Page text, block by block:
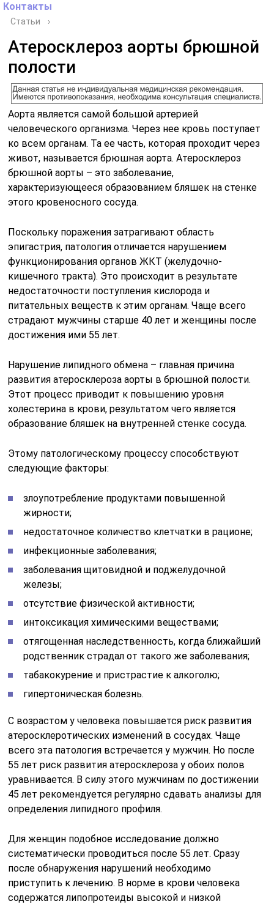
Контакты
Статьи ›
Атеросклероз аорты брюшной
полости
Аорта является самой большой артерией
человеческого организма. Через нее кровь поступает
ко всем органам. Та ее часть, которая проходит через
живот, называется брюшная аорта. Атеросклероз
брюшной аорты – это заболевание,
характеризующееся образованием бляшек на стенке
этого кровеносного сосуда.
Поскольку поражения затрагивают область
эпигастрия, патология отличается нарушением
функционирования органов ЖКТ (желудочно-
кишечного тракта). Это происходит в результате
недостаточности поступления кислорода и
питательных веществ к этим органам. Чаще всего
страдают мужчины старше 40 лет и женщины после
достижения ими 55 лет.
Нарушение липидного обмена – главная причина
развития атеросклероза аорты в брюшной полости.
Этот процесс приводит к повышению уровня
холестерина в крови, результатом чего является
образование бляшек на внутренней стенке сосуда.
Этому патологическому процессу способствуют
следующие факторы:
злоупотребление продуктами повышенной
жирности;
недостаточное количество клетчатки в рационе;
инфекционные заболевания;
заболевания щитовидной и поджелудочной
железы;
отсутствие физической активности;
интоксикация химическими веществами;
отягощенная наследственность, когда ближайший
родственник страдал от такого же заболевания;
табакокурение и пристрастие к алкоголю;
гипертоническая болезнь.
С возрастом у человека повышается риск развития
атеросклеротических изменений в сосудах. Чаще
всего эта патология встречается у мужчин. Но после
55 лет риск развития атеросклероза у обоих полов
уравнивается. В силу этого мужчинам по достижении
45 лет рекомендуется регулярно сдавать анализы для
определения липидного профиля.
Для женщин подобное исследование должно
систематически проводиться после 55 лет. Сразу
после обнаружения нарушений необходимо
приступить к лечению. В норме в крови человека
содержатся липопротеиды высокой и низкой